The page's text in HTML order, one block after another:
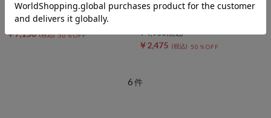
クロシェバケットハット
￥7,150 50％OFF
￥14,300
［コントロールフリーク］シャ
￥2,475 50％OFF
￥4,950
6件